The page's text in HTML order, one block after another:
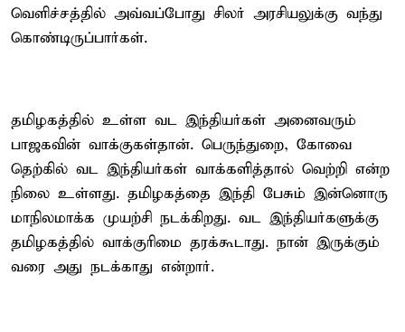
வெளிச்சத்தில் அவ்வப்போது சிலர் அரசியலுக்கு வந்து
கொண்டிருப்பார்கள்.
தமிழகத்தில் உள்ள வட இந்தியர்கள் அனைவரும்
பாஜகவின் வாக்குகள்தான். பெருந்துறை, கோவை
தெற்கில் வட இந்தியர்கள் வாக்களித்தால் வெற்றி என்ற
நிலை உள்ளது. தமிழகத்தை இந்தி பேசும் இன்னொரு
மாநிலமாக்க முயற்சி நடக்கிறது. வட இந்தியர்களுக்கு
தமிழகத்தில் வாக்குரிமை தரக்கூடாது. நான் இருக்கும்
வரை அது நடக்காது என்றார்.